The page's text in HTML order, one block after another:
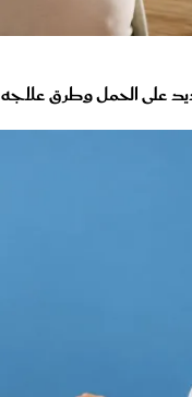
على الحمل وطرق علاجه